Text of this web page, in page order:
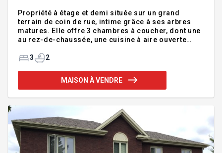
Propriété à étage et demi située sur un grand
terrain de coin de rue, intime grâce à ses arbres
matures. Elle offre 3 chambres à coucher, dont une
au rez-de-chaussée, une cuisine à aire ouverte
Le sous-sol aménagé dispose d'une entrée
marche des écoles et à proximité des services. À
quelques minutes du parc des Hautes-Sources
des travaux majeurs. Inclusions :Réfrigérateur, cuis
3 2
MAISON À VENDRE